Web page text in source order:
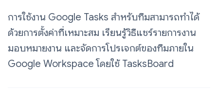
การใช้งาน Google Tasks สำหรับทีมสามารถทำได้
ด้วยการตั้งค่าที่เหมาะสม เรียนรู้วิธีแชร์รายการงาน
มอบหมายงาน และจัดการโปรเจกต์ของทีมภายใน
Google Workspace โดยใช้ TasksBoard